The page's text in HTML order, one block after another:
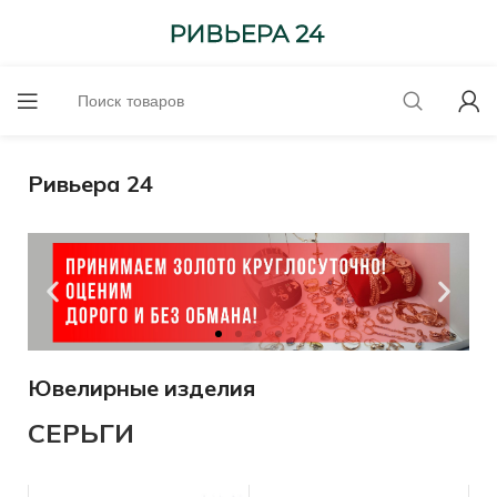
Ривьера 24
до 6300-585 проба
Ювелирные изделия
СЕРЬГИ